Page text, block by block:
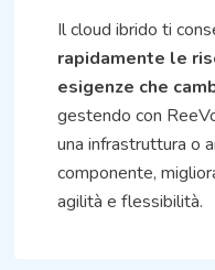
Il cloud ibrido ti
rapidamente le
esigenze che
gestendo con
una infrastruttura o
componente,
agilità e flessibilità.